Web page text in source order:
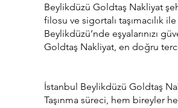
Beylikdüzü Goldtaş Nakliyat
filosu ve sigortalı taşımacılık
Beylikdüzü’nde eşyalarınızı
Goldtaş Nakliyat, en doğru
İstanbul Beylikdüzü Goldtaş
Taşınma süreci, hem bireyler